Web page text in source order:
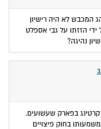
המכבש לא היה רישיון
הזזתו על גבי אספלט
נהיגה?
קרטינג בפארק שעשועים.
בחוק פיצויים